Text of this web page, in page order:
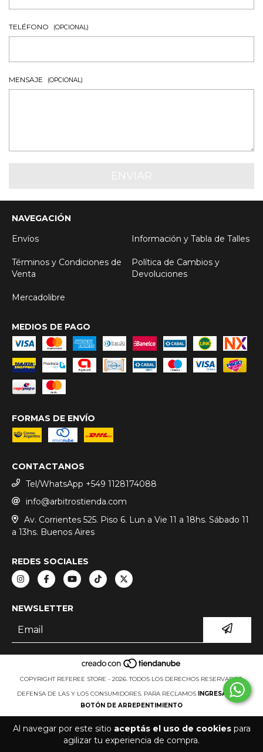
Al navegar por este sitio aceptás el uso de cookiespara
agilizar tu experiencia de compra.
TELÉFONO (OPCIONAL)
MENSAJE (OPCIONAL)
NAVEGACIÓN
Envíos
Información y Tabla de Talles
Términos y Condiciones de
Venta
Política de Cambios y
Devoluciones
Mercadolibre
MEDIOS DE PAGO
FORMAS DE ENVÍO
CONTACTANOS
Tel/WhatsApp +549 1128174088
info@arbitrostienda.com
Av. Corrientes 525. Piso 6. Lun a Vie 11 a 18hs. Sábado 11
a 13hs. Buenos Aires
REDES SOCIALES
NEWSLETTER
COPYRIGHT REFEREE STORE - 2026. TODOS LOS DERECHOS RESERVADOS.
DEFENSA DE LAS Y LOS CONSUMIDORES. PARA RECLAMOS INGRESA AQUÍ.
BOTÓN DE ARREPENTIMIENTO